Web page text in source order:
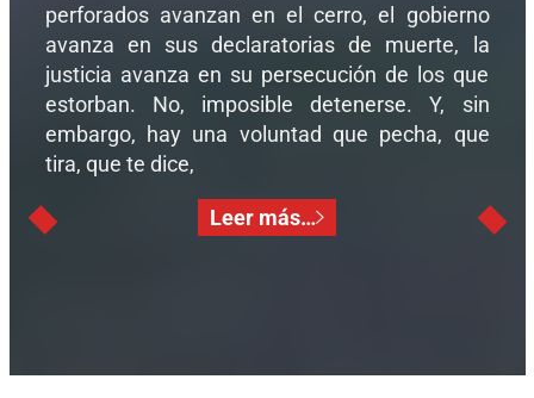
perforados avanzan en el cerro, el gobierno
avanza en sus declaratorias de muerte, la
justicia avanza en su persecución de los que
estorban. No, imposible detenerse. Y, sin
embargo, hay una voluntad que pecha, que
tira, que te dice,
Leer más…